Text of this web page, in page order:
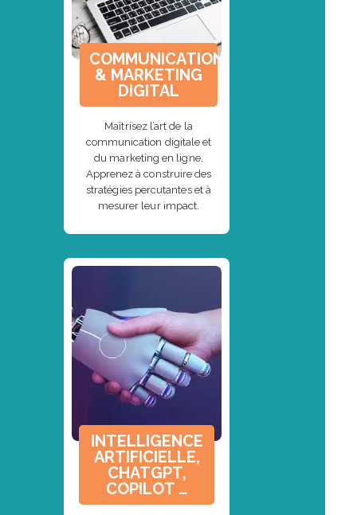
COMMUNICATION
& MARKETING
DIGITAL
Maîtrisez l’art de la
communication digitale et
du marketing en ligne.
Apprenez à construire des
stratégies percutantes et à
mesurer leur impact.
INTELLIGENCE
ARTIFICIELLE,
CHATGPT,
COPILOT …